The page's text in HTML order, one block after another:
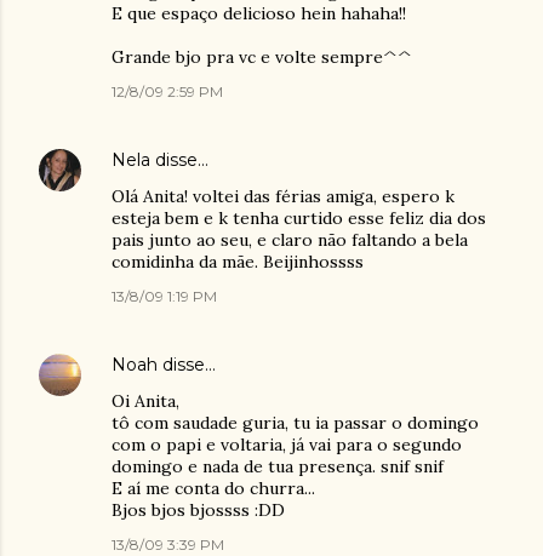
E que espaço delicioso hein hahaha!!
Grande bjo pra vc e volte sempre^^
12/8/09 2:59 PM
Nela disse…
Olá Anita! voltei das férias amiga, espero k
esteja bem e k tenha curtido esse feliz dia dos
pais junto ao seu, e claro não faltando a bela
comidinha da mãe. Beijinhossss
13/8/09 1:19 PM
Noah disse…
Oi Anita,
tô com saudade guria, tu ia passar o domingo
com o papi e voltaria, já vai para o segundo
domingo e nada de tua presença. snif snif
E aí me conta do churra...
Bjos bjos bjossss :DD
13/8/09 3:39 PM